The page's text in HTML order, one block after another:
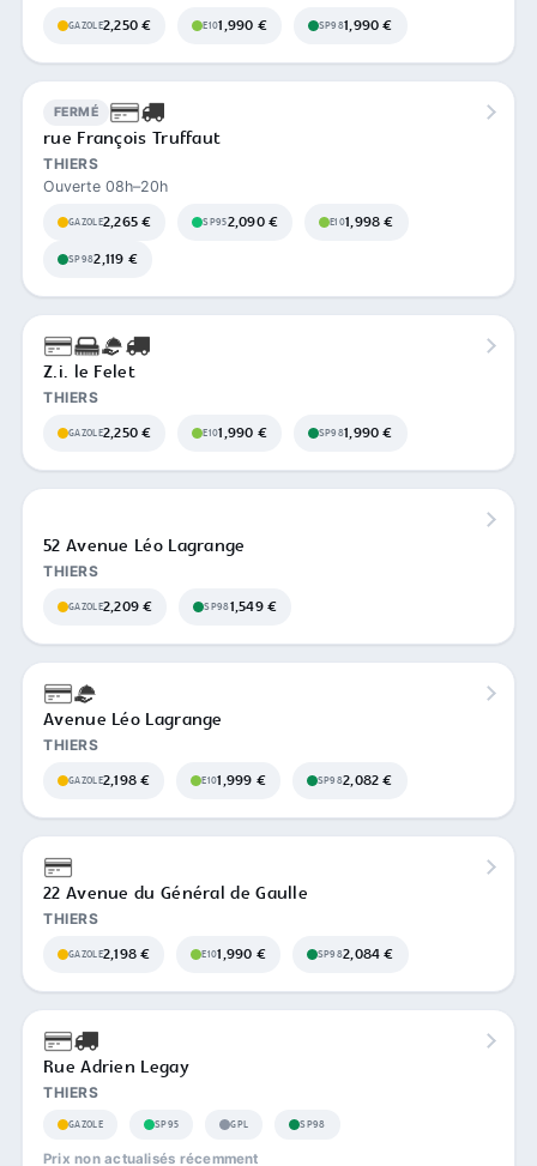
GAZOLE2,250 € E101,990 € SP981,990 €
FERMÉ
rue François Truffaut
THIERS
Ouverte 08h–20h
GAZOLE2,265 € SP952,090 € E101,998 €
SP982,119 €
Z.i. le Felet
THIERS
GAZOLE2,250 € E101,990 € SP981,990 €
52 Avenue Léo Lagrange
THIERS
GAZOLE2,209 € SP981,549 €
Avenue Léo Lagrange
THIERS
GAZOLE2,198 € E101,999 € SP982,082 €
22 Avenue du Général de Gaulle
THIERS
GAZOLE2,198 € E101,990 € SP982,084 €
Rue Adrien Legay
THIERS
GAZOLE SP95 GPL SP98
Prix non actualisés récemment